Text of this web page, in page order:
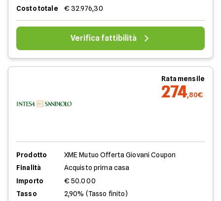
Costo totale
€ 32.976,30
Verifica fattibilità
Rata mensile
274,80€
Prodotto
XME Mutuo Offerta Giovani Coupon
Finalità
Acquisto prima casa
Importo
€ 50.000
Tasso
2,90% (Tasso finito)